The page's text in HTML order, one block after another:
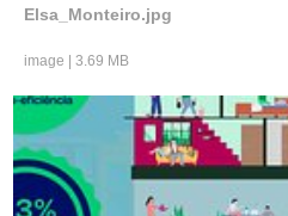
Elsa_Monteiro.jpg
image | 3.69 MB